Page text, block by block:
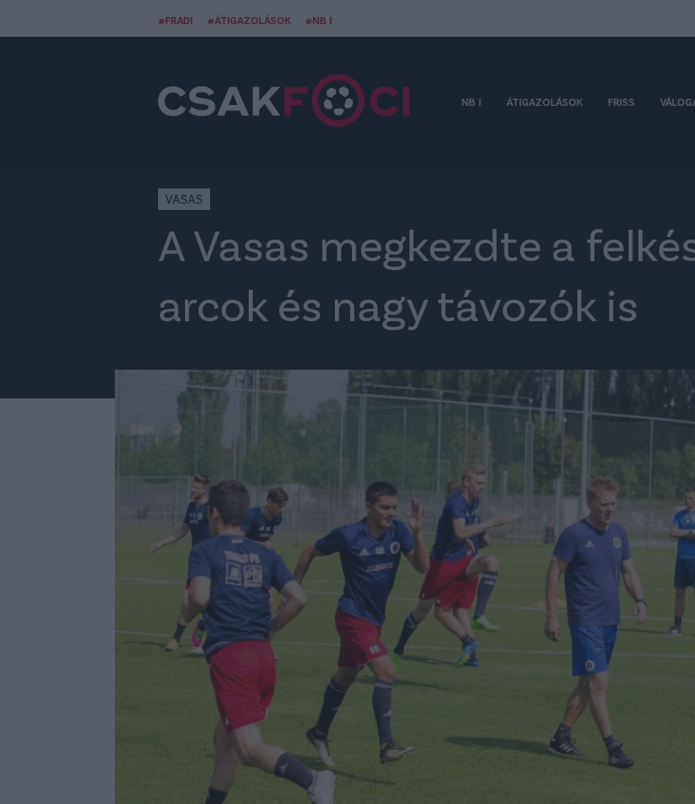
#FRADI #ÁTIGAZOLÁSOK #NB I
NB I ÁTIGAZOLÁSOK FRISS
VASAS
A Vasas megkezdte a
arcok és nagy távozók is